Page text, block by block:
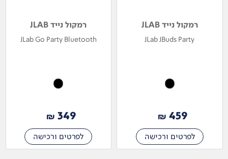
רמקול נייד JLAB
JLab JBuds Party
459
₪
לפרטים ורכישה
רמקול נייד JLAB
JLab Go Party Bluetooth
349
₪
לפרטים ורכישה